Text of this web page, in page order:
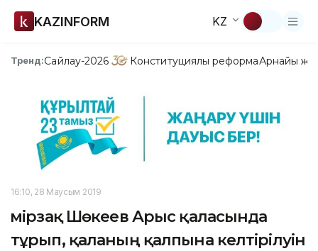
KAZINFORM KZ
Тренд:Сайлау-2026 Конституциялық реформаАрнайы
16:10, 28 Маусым 2019
Өмірзақ Шөкеев Арыс қаласында
тұрып, қаланың қалпына келтірілуін